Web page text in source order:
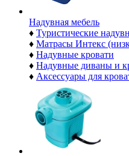
Надувная мебель
♦ Туристические
♦ Матрасы Интекс
♦ Надувные кровати
♦ Надувные диваны и
♦ Аксессуары для